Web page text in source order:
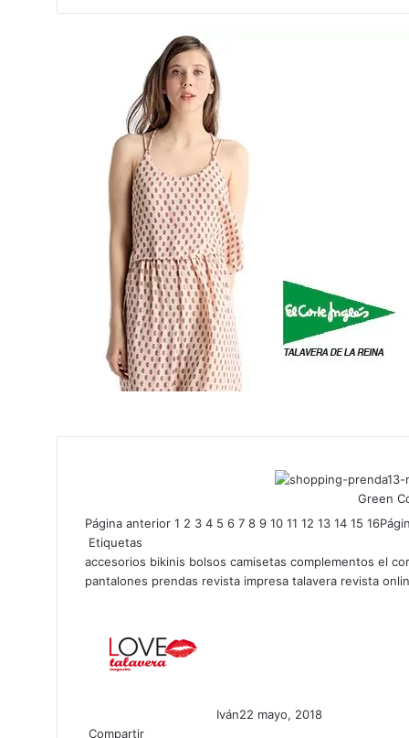
Green
Página anterior 1 2 3 4 5 6 7 8 9 10 11 12 13 14 15 16
Etiquetas
accesorios bikinis bolsos camisetas complementos el
pantalones prendas revista impresa talavera revista
Iván22 mayo, 2018
Compartir